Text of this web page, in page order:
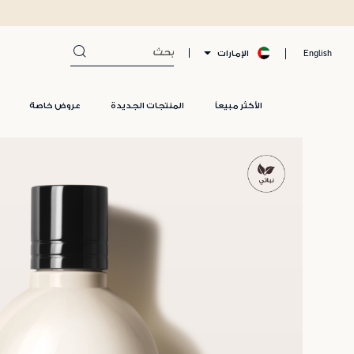
English الإمارات
الأكثر مبيعاً المنتجات الجديدة عروض خاصة